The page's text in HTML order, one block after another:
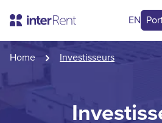
EN
Home Investisseurs